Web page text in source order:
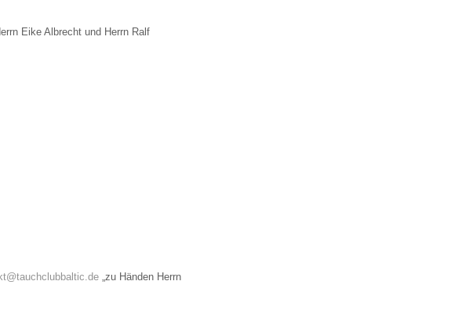
Eike Albrecht und Herrn Ralf
„zu Händen Herrn